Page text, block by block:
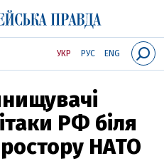
УКР РУС ENG
РФ біля
НАТО